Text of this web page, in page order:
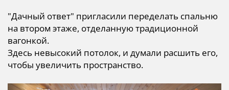
"Дачный ответ" пригласили переделать спальню
на втором этаже, отделанную традиционной
вагонкой.
Здесь невысокий потолок, и думали расшить его,
чтобы увеличить пространство.